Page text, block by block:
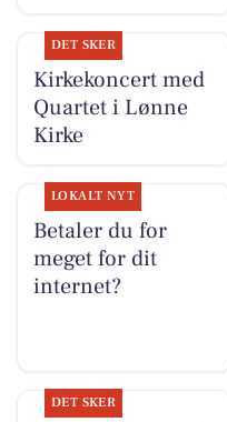
DET SKER
Kirkekoncert med
Quartet i Lønne
Kirke
LOKALT NYT
Betaler du for
meget for dit
internet?
DET SKER